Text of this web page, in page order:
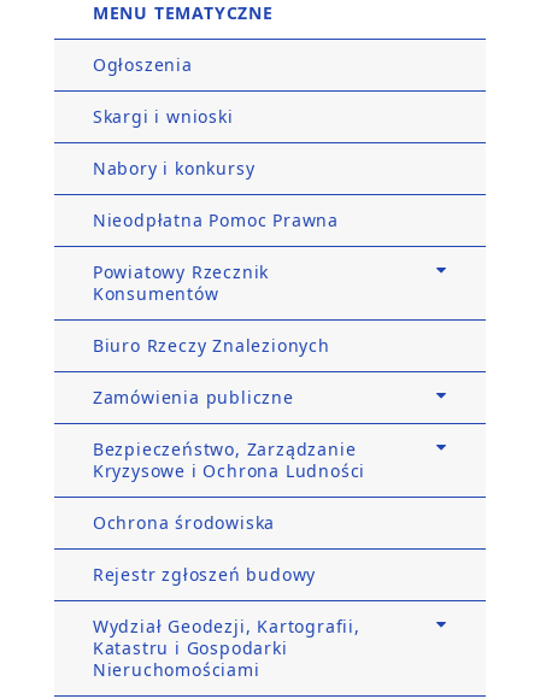
MENU TEMATYCZNE
Ogłoszenia
Skargi i wnioski
Nabory i konkursy
Nieodpłatna Pomoc Prawna
Powiatowy Rzecznik
Konsumentów
Biuro Rzeczy Znalezionych
Zamówienia publiczne
Bezpieczeństwo, Zarządzanie
Kryzysowe i Ochrona Ludności
Ochrona środowiska
Rejestr zgłoszeń budowy
Wydział Geodezji, Kartografii,
Katastru i Gospodarki
Nieruchomościami